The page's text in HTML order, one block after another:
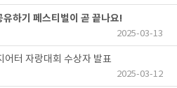
하기 페스티벌이 곧 끝나요!
2025-03-13
터 자랑대회 수상자 발표
2025-03-12